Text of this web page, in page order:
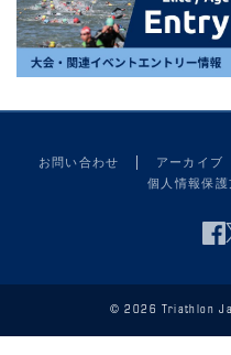
お問い合わせ アーカイブ
個人情報保護
© 2026 Triathlon